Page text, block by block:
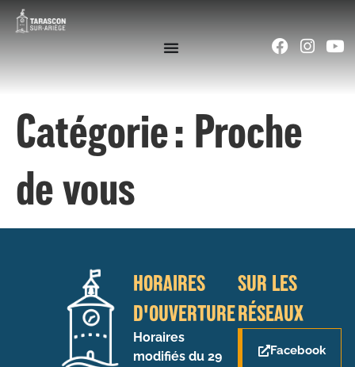
principal
Catégorie : Proche
de vous
HORAIRES
D'OUVERTURE
Horaires
modifiés du 29
SUR LES
RÉSEAUX
Facebook